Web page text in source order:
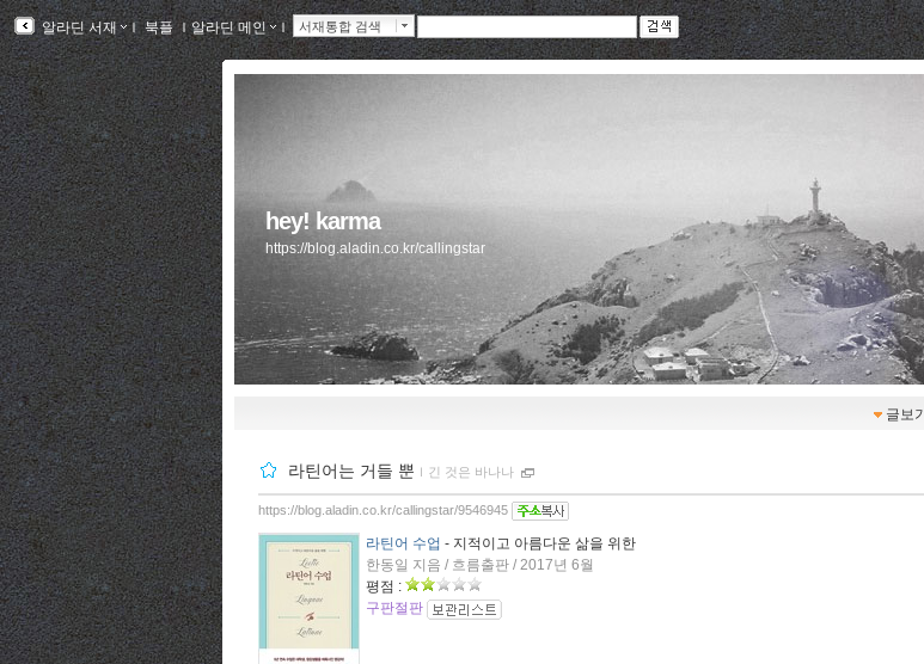
알라딘 서재 ｌ북플ｌ알라딘 메인 ｌ 서재통합 검색
hey! karma
https://blog.aladin.co.kr/callingstar
글보기
라틴어는 거들 뿐 ｌ 긴 것은 바나나
https://blog.aladin.co.kr/callingstar/9546945
라틴어 수업 - 지적이고 아름다운 삶을 위한
한동일 지음 / 흐름출판 / 2017년 6월
평점 :
구판절판